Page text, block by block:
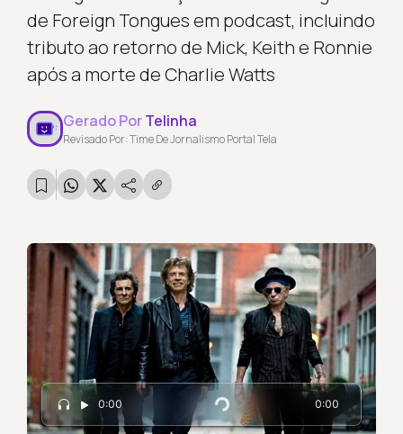
de Foreign Tongues em podcast, incluindo
tributo ao retorno de Mick, Keith e Ronnie
após a morte de Charlie Watts
Gerado PorTelinha
Revisado Por: Time De Jornalismo Portal Tela
0:00 0:00